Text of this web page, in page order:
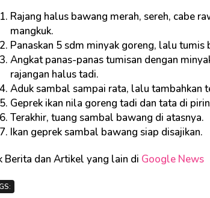
Rajang halus bawang merah, sereh, cabe
mangkuk.
Panaskan 5 sdm minyak goreng, lalu tumis
Angkat panas-panas tumisan dengan
rajangan halus tadi.
Aduk sambal sampai rata, lalu tambahkan
Geprek ikan nila goreng tadi dan tata di
Terakhir, tuang sambal bawang di atasnya.
Ikan geprek sambal bawang siap disajikan.
Berita dan Artikel yang lain di Google News